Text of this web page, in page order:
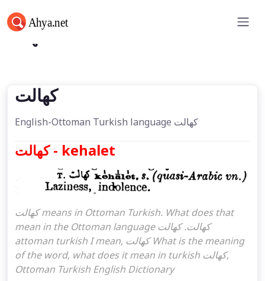
كهالت
كهالت
English-Ottoman Turkish language كهالت
كهالت - kehalet
كهالت means in Ottoman Turkish. What does that
mean in the Ottoman language كهالت. كهالت
attoman turkish I mean, كهالت What is the meaning
of the word, what does it mean in turkish كهالت,
Ottoman Turkish English Dictionary